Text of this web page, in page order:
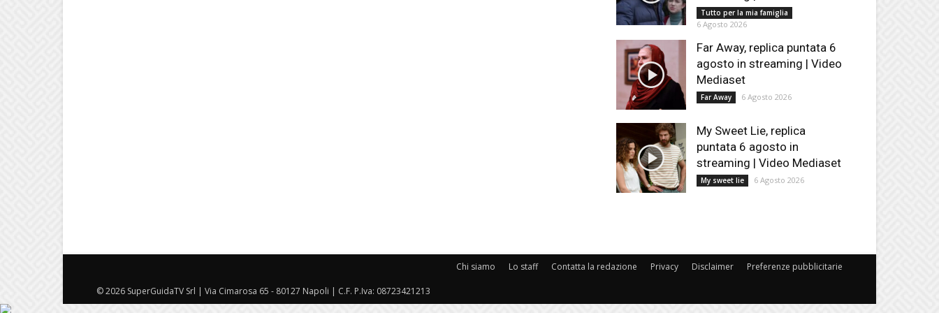
Tutto per la mia famiglia
6 Agosto 2026
Far Away, replica puntata 6
agosto in streaming | Video
Mediaset
Far Away 6 Agosto 2026
My Sweet Lie, replica
puntata 6 agosto in
streaming | Video Mediaset
My sweet lie 6 Agosto 2026
Chi siamo Lo staff Contatta la redazione Privacy Disclaimer Preferenze pubblicitarie
© 2026 SuperGuidaTV Srl | Via Cimarosa 65 - 80127 Napoli | C.F. P.Iva: 08723421213